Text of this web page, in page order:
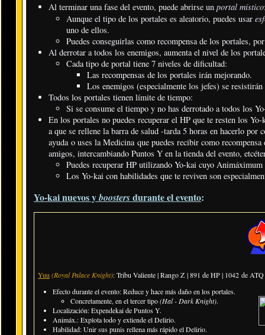
Al terminar una fase del evento, puede abrirse un portal místico
Aunque el tipo de los portales es aleatorio, puedes usar
uno de ellos.
Puedes conseguirlas como recompensa de los portales,
Al derrotar a todos los enemigos, aumenta el nivel de los
Cada tipo de portal tiene 7 niveles de dificultad:
Las recompensas de los portales irán mejorando.
Los enemigos (especialmente los jefes) se
Todos los portales tienen límite de tiempo:
Si se consume el tiempo y no has derrotado a todos los
En los portales no puedes recuperar el HP que te resten los
a que se rellene la barra de salud -tarda 5 horas en hacerlo por
ayuda o uses la Medicina que puedes recibir como
amigos, intercambiando Puntos Y en la tienda del evento,
Puedes recuperar HP utilizando Yo-kai cuyo
Los Yo-kai con habilidades que te reviven son
Yo-kai nuevos yboostersdurante el evento:
Yuu(Royal Palace Knight): Tribu Valiente | Rango Z | 891 de HP | 1042 de ATQ
Efecto durante el evento: Reduce y hace más daño en los portales.
​Concretamente, en el tercer tipo(Hal - Dark Knight).
Localización: Expendekai de Puntos Y.
Animáx.: Explota todo y extiende el Delirio.
Habilidad: Unir sus punis rellena más rápido el Delirio.